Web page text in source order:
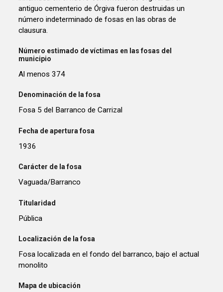
antiguo cementerio de Órgiva fueron destruidas un
número indeterminado de fosas en las obras de
clausura.
Número estimado de víctimas en las fosas del
municipio
Al menos 374
Denominación de la fosa
Fosa 5 del Barranco de Carrizal
Fecha de apertura fosa
1936
Carácter de la fosa
Vaguada/Barranco
Titularidad
Pública
Localización de la fosa
Fosa localizada en el fondo del barranco, bajo el actual
monolito
Mapa de ubicación